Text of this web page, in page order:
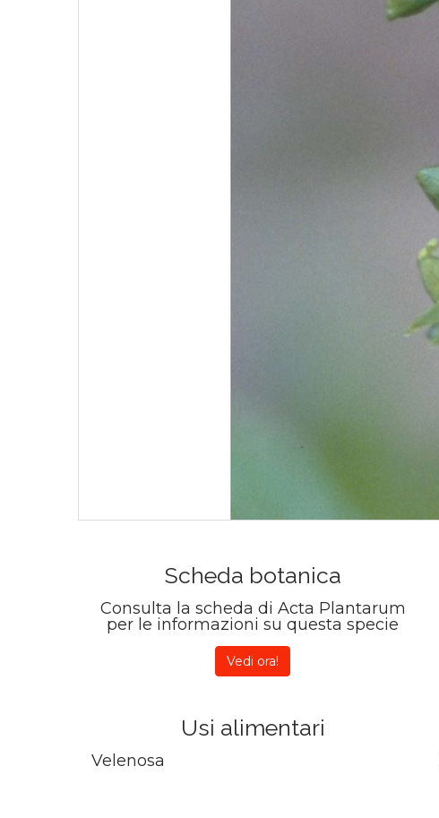
Scheda botanica
Consulta la scheda di Acta Plantarum
per le informazioni su questa specie
Vedi ora!
Usi alimentari
Velenosa